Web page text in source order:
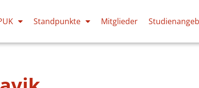
Standpunkte Mitglieder